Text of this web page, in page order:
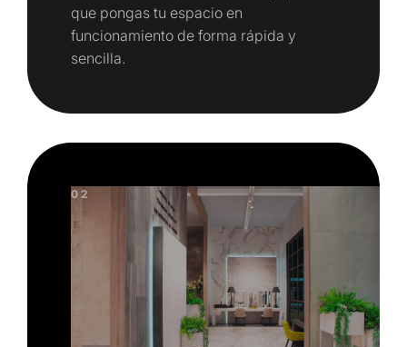
que pongas tu espacio en
funcionamiento de forma rápida y
sencilla.
02